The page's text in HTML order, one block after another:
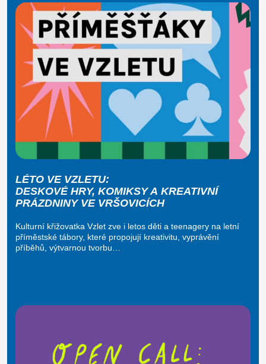
LÉTO VE VZLETU:
DESKOVÉ HRY, KOMIKSY A KREATIVNÍ
PRÁZDNINY VE VRŠOVICÍCH
Kulturní křižovatka Vzlet zve i letos děti a teenagery na letní
příměstské tábory, které propojují kreativitu, vyprávění
příběhů, výtvarnou tvorbu…